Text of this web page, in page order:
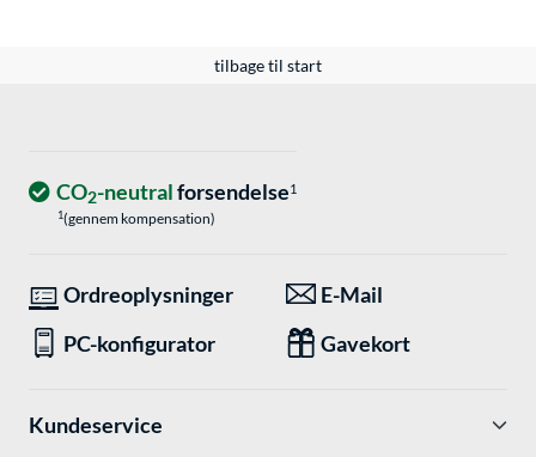
tilbage til start
CO2-neutralforsendelse1
1(gennem kompensation)
Ordreoplysninger
E-Mail
PC-konfigurator
Gavekort
Kundeservice